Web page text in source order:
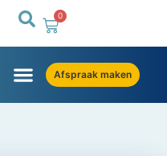
0
Afspraak maken